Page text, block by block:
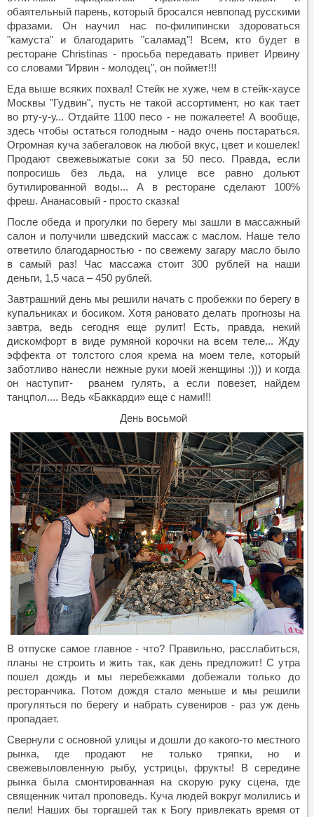
обаятельный парень, который бросался невпопад русскими
фразами. Он научил нас по-филипински здороваться
"камуста" и благодарить "саламад"! Всем, кто будет в
ресторане Christinas - просьба передавать привет Ирвину
со словами "Ирвин - молодец", он поймет!!!
Еда выше всяких похвал! Стейк не хуже, чем в стейк-хаусе
Москвы "Гудвин", пусть не такой ассортимент, но как тает
во рту-у-у... Отдайте 1100 песо - не пожалеете! А вообще,
здесь чтобы остаться голодным - надо очень постараться.
Огромная куча забегаловок на любой вкус, цвет и кошелек!
Продают свежевыжатые соки за 50 песо. Правда, если
попросишь без льда, на улице все равно дольют
бутилированной воды... А в ресторане сделают 100%
фреш. Ананасовый - просто сказка!
После обеда и прогулки по берегу мы зашли в массажный
салон и получили шведский массаж с маслом. Наше тело
ответило благодарностью - по свежему загару масло было
в самый раз! Час массажа стоит 300 рублей на наши
деньги, 1,5 часа – 450 рублей.
Завтрашний день мы решили начать с пробежки по берегу в
купальниках и босиком. Хотя рановато делать прогнозы на
завтра, ведь сегодня еще рулит! Есть, правда, некий
дискомфорт в виде румяной корочки на всем теле... Жду
эффекта от толстого слоя крема на моем теле, который
заботливо нанесли нежные руки моей женщины :))) и когда
он наступит- рванем гулять, а если повезет, найдем
танцпол.... Ведь «Баккарди» еще с нами!!!
День восьмой
В отпуске самое главное - что? Правильно, расслабиться,
планы не строить и жить так, как день предложит! С утра
пошел дождь и мы перебежками добежали только до
ресторанчика. Потом дождя стало меньше и мы решили
прогуляться по берегу и набрать сувениров - раз уж день
пропадает.
Свернули с основной улицы и дошли до какого-то местного
рынка, где продают не только тряпки, но и
свежевыловленную рыбу, устрицы, фрукты! В середине
рынка была смонтированная на скорую руку сцена, где
священник читал проповедь. Куча людей вокруг молились и
пели! Наших бы торгашей так к Богу привлекать время от